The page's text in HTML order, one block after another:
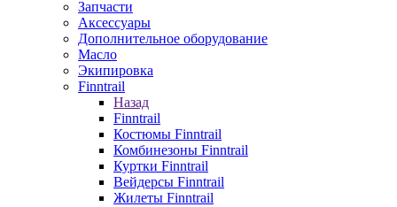
Запчасти
Аксессуары
Дополнительное оборудование
Масло
Экипировка
Finntrail
Назад
Finntrail
Костюмы Finntrail
Комбинезоны Finntrail
Куртки Finntrail
Вейдерсы Finntrail
Жилеты Finntrail